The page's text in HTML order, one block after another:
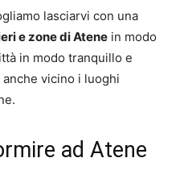
lasciarvi con una
e zone di Atene in modo
in modo tranquillo e
vicino i luoghi
ad Atene